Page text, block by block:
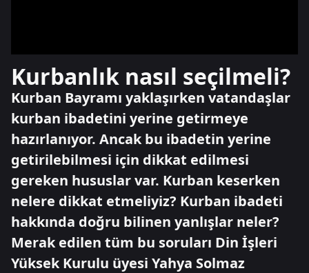
Kurbanlık nasıl seçilmeli?
Kurban Bayramı yaklaşırken vatandaşlar
kurban ibadetini yerine getirmeye
hazırlanıyor. Ancak bu ibadetin yerine
getirilebilmesi için dikkat edilmesi
gereken hususlar var. Kurban keserken
nelere dikkat etmeliyiz? Kurban ibadeti
hakkında doğru bilinen yanlışlar neler?
Merak edilen tüm bu soruları Din İşleri
Yüksek Kurulu üyesi Yahya Solmaz